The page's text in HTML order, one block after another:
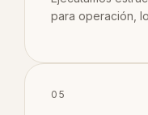
para operación,
05